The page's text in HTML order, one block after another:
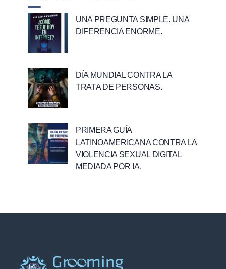
UNA PREGUNTA SIMPLE. UNA
DIFERENCIA ENORME.
DÍA MUNDIAL CONTRA LA
TRATA DE PERSONAS.
PRIMERA GUÍA
LATINOAMERICANA CONTRA LA
VIOLENCIA SEXUAL DIGITAL
MEDIADA POR IA.